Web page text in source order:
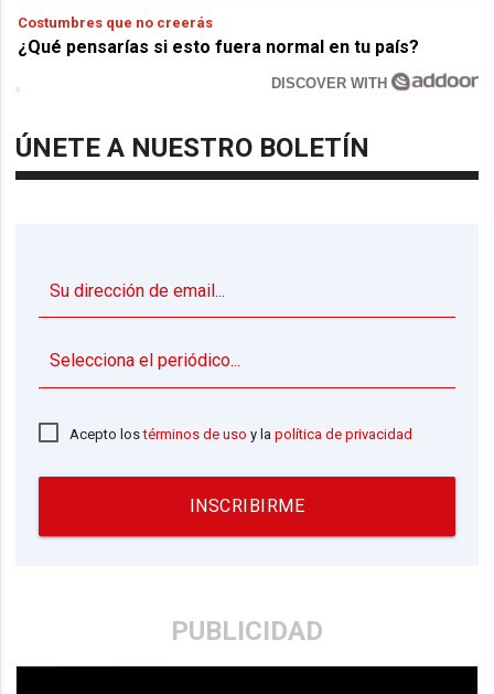
Costumbres que no creerás
¿Qué pensarías si esto fuera normal en tu país?
DISCOVER WITH
ÚNETE A NUESTRO BOLETÍN
Acepto lostérminos de uso y lapolítica de privacidad
INSCRIBIRME
PUBLICIDAD